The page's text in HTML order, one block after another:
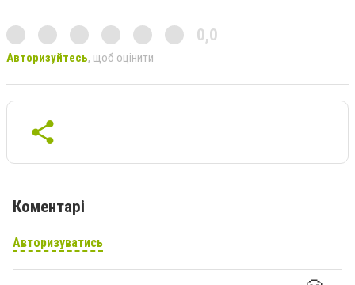
0,0
Авторизуйтесь, щоб оцінити
Коментарі
Авторизуватись